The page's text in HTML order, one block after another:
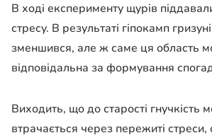
В ході експерименту щурів
стресу. В результаті гіпокамп
зменшився, але ж саме ця область
відповідальна за формування
Виходить, що до старості гнучкість
втрачається через пережиті